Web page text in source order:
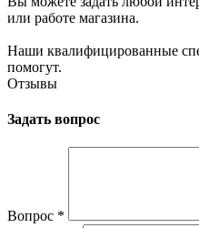
или работе магазина.
Наши квалифицированные
помогут.
Отзывы
Задать вопрос
Вопрос *